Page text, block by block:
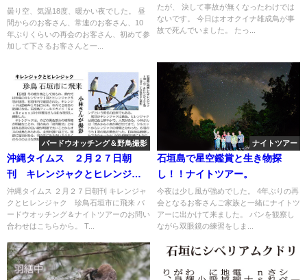
曇り空、気温18度、暖かい夜でした。 昼
間からのお客さん、常連のお客さん、10
年ぶりくらいの再会のお客さん、初めて参
加して下さるお客さんと一...
たが、 決して事故が無くなったわけでは
ないです。 今日はオオクイナ雄成鳥が事
故で死んでいました。 たっ...
バードウオッチング＆野鳥撮影
沖縄タイムス ２月２７日朝
刊 キレンジャクとヒレンジャ
ク 珍鳥石垣市に飛来
沖縄タイムス ２月２７日朝刊 キレンジャ
クとヒレンジャク 珍鳥石垣市に飛来 バ
ードウオッチング＆ナイトツアーのお問い
合わせはこちらから。 T...
ナイトツアー
石垣島で星空鑑賞と生き物探
し！！ナイトツアー。
今夜は少し風が強めでした。 4年ぶりの再
会となるお客さんご家族と一緒にナイトツ
アーに出かけて来ました。 バンを観察し
ながら双眼鏡の練習をしま...